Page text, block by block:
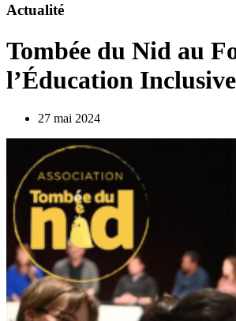
Actualité
Tombée du Nid au
l’Éducation
27 mai 2024